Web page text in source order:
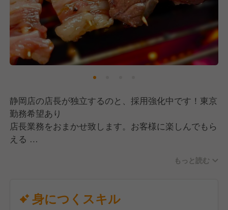
静岡店の店長が独立するのと、採用強化中です！東京
勤務希望あり
店長業務をおまかせ致します。お客様に楽しんでもら
える
戦して
いける現場です。調理全般、店舗マネジメント全般、
もっと読む
身につくスキル